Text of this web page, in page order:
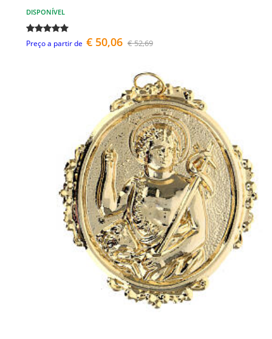
DISPONÍVEL
Preço a partir de € 50,06 € 52,69